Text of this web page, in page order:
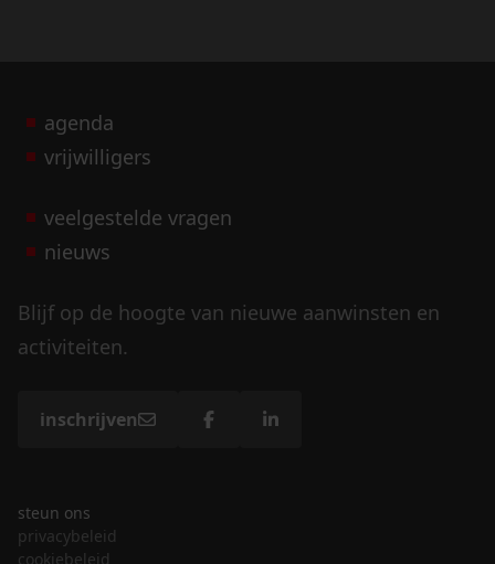
agenda
vrijwilligers
veelgestelde vragen
nieuws
Blijf op de hoogte van nieuwe aanwinsten en
activiteiten.
inschrijven
steun ons
privacybeleid
cookiebeleid